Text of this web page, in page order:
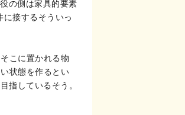
の側は家具的要素
接するそういっ
こに置かれる物
状態を作るとい
指しているそう。